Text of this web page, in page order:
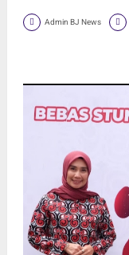
Admin BJ News